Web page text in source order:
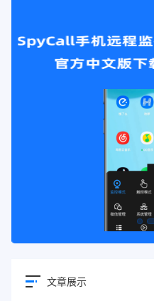
文章展示